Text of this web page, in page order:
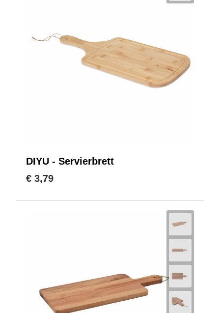
DIYU - Servierbrett
€ 3,79